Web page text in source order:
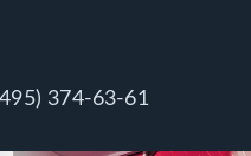
374-63-61